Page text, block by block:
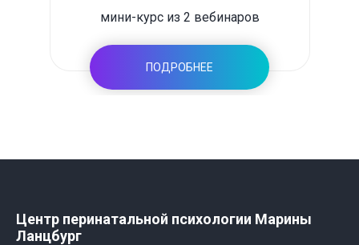
мини-курс из 2 вебинаров
ПОДРОБНЕЕ
Центр перинатальной психологии Марины
Ланцбург